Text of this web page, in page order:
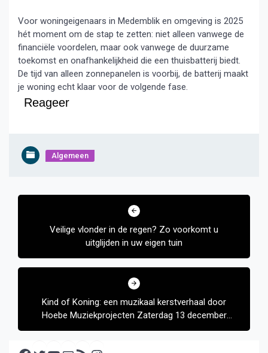
Voor woning­eigenaars in Medemblik en omgeving is 2025
hét moment om de stap te zetten: niet alleen vanwege de
financiële voordelen, maar ook vanwege de duurzame
toekomst en onafhankelijkheid die een thuisbatterij biedt.
De tijd van alleen zonnepanelen is voorbij, de batterij maakt
je woning echt klaar voor de volgende fase.
Reageer
Algemeen
Bericht
Veilige vlonder in de regen? Zo voorkomt u
uitglijden in uw eigen tuin
Kind of Koning: een muzikaal kerstverhaal door
Hoebe Muziekprojecten Zaterdag 13 december
Facebook Twitter YouTube E-mail RSS feed